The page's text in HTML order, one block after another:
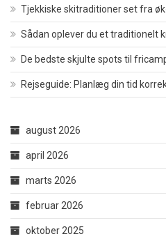
Tjekkiske skitraditioner set fra
Sådan oplever du et traditionelt
De bedste skjulte spots til
Rejseguide: Planlæg din tid
august 2026
april 2026
marts 2026
februar 2026
oktober 2025